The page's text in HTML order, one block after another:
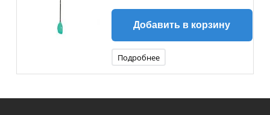
Добавить в корзину
Подробнее